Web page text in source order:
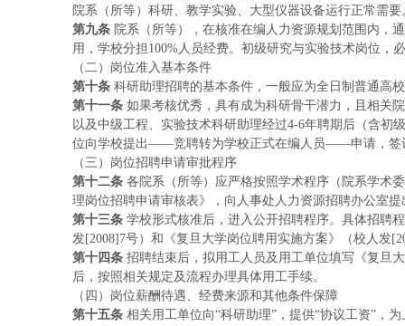
院系（所等）科研、教学实验、大型仪器设备运行正常需要
第九条 院系（所等），在核准在编人力资源规划范围内，
用，学校分担100%人员经费。初级研究与实验技术岗位，
（二）岗位准入基本条件
第十条 科研助理招聘的基本条件，一般应为全日制普通高
第十一条 如果考核优秀，具有成为科研骨干潜力，且相关
以及中级工程、实验技术科研助理经过4-6年聘期后（含初
位向学校提出——竞聘转为学校正式在编人员——申请，签
（三）岗位招聘申请审批程序
第十二条 各院系（所等）应严格按照学术程序（院系学术
理岗位招聘申请审核表》，向人事处人力资源招聘办公室
第十三条 学校形式核准后，进入公开招聘程序。具体招聘
发[2008]7号）和《复旦大学岗位聘用实施方案》（校人发
第十四条 招聘结束后，拟用工人员及用工单位填写《复旦
后，按照相关规定及流程办理具体用工手续。
（四）岗位薪酬待遇、经费来源和其他条件保障
第十五条 相关用工单位向“科研助理”，提供“协议工资”，